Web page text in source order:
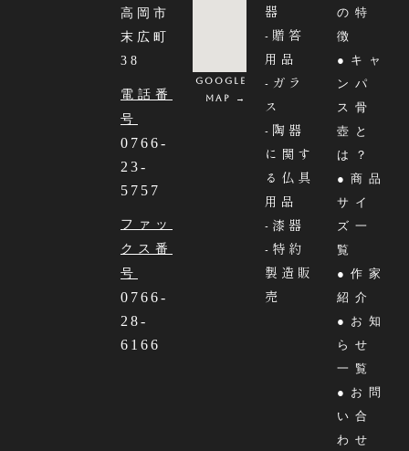
高岡市
末広町
38
電話番
号
0766-
23-
5757
ファッ
クス番
号
0766-
28-
6166
Google
MAP →
器
-贈答
用品
-ガラ
ス
-陶器
に関す
る仏具
用品
-漆器
-特約
製造販
売
の特
徴
●キャ
ンパ
ス骨
壺と
は？
●商品
サイ
ズ一
覧
●作家
紹介
●お知
らせ
一覧
●お問
い合
わせ